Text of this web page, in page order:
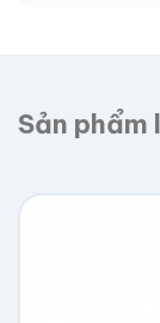
Sản phẩm